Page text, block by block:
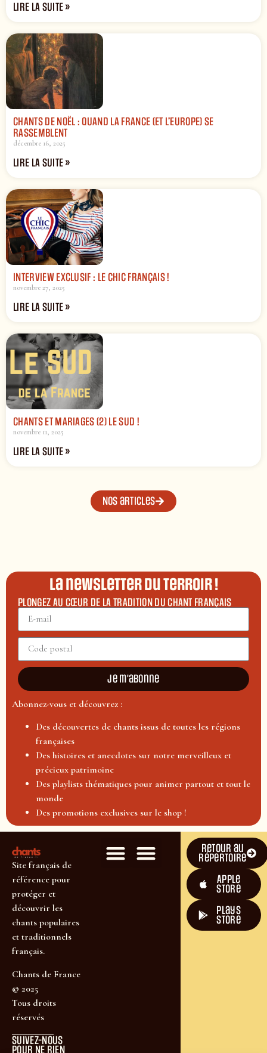
LIRE LA SUITE »
CHANTS DE NOËL : QUAND LA FRANCE (ET L’EUROPE) SE
RASSEMBLENT
décembre 16, 2025
LIRE LA SUITE »
INTERVIEW EXCLUSIF : LE CHIC FRANÇAIS !
novembre 27, 2025
LIRE LA SUITE »
CHANTS ET MARIAGES (2) LE SUD !
novembre 11, 2025
LIRE LA SUITE »
Nos articles
La newsletter du terroir !
PLONGEZ AU CŒUR DE LA TRADITION DU CHANT FRANÇAIS
Je m'abonne
Abonnez-vous et découvrez :
Des découvertes de chants issus de toutes les régions
françaises
Des histoires et anecdotes sur notre merveilleux et
précieux patrimoine
Des playlists thématiques pour animer partout et tout le
monde
Des promotions exclusives sur le shop !
Site français de
référence pour
protéger et
découvrir les
chants populaires
et traditionnels
français.
Chants de France
© 2025
Tous droits
réservés
SUIVEZ-NOUS
POUR NE RIEN
Retour au
répertoire
Apple
Store
plays
store